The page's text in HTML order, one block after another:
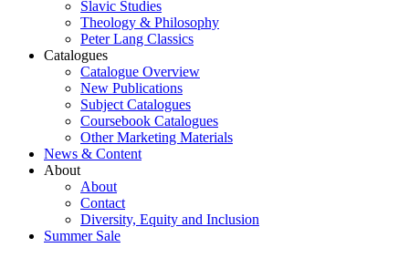
Slavic Studies
Theology & Philosophy
Peter Lang Classics
Catalogues
Catalogue Overview
New Publications
Subject Catalogues
Coursebook Catalogues
Other Marketing Materials
News & Content
About
About
Contact
Diversity, Equity and Inclusion
Summer Sale